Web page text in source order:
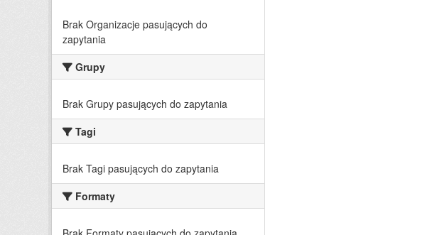
Brak Organizacje pasujących do
zapytania
Grupy
Brak Grupy pasujących do zapytania
Tagi
Brak Tagi pasujących do zapytania
Formaty